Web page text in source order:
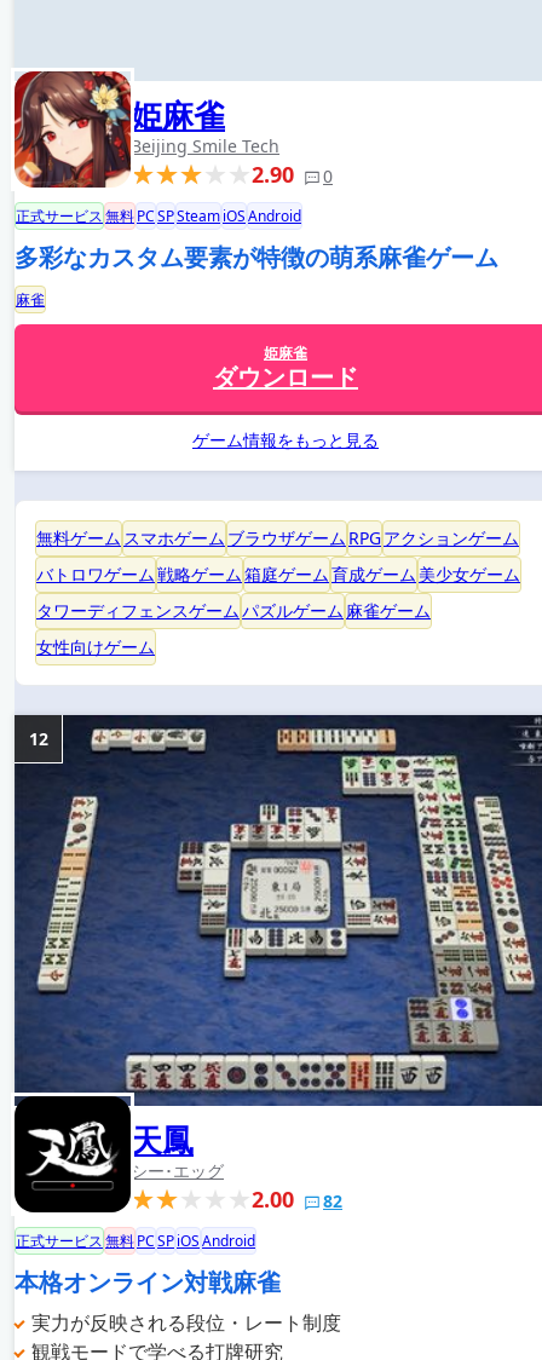
姫麻雀
Beijing Smile Tech
2.90 0
正式サービス無料PCSPSteamiOSAndroid
多彩なカスタム要素が特徴の萌系麻雀ゲーム
麻雀
姫麻雀
ダウンロード
ゲーム情報をもっと見る
無料ゲーム スマホゲーム ブラウザゲーム RPGアクションゲーム
バトロワゲーム戦略ゲーム箱庭ゲーム育成ゲーム 美少女ゲーム
タワーディフェンスゲームパズルゲーム 麻雀ゲーム
女性向けゲーム
天鳳
シー･エッグ
2.00 82
12
正式サービス無料PCSPiOSAndroid
本格オンライン対戦麻雀
実力が反映される段位・レート制度
観戦モードで学べる打牌研究